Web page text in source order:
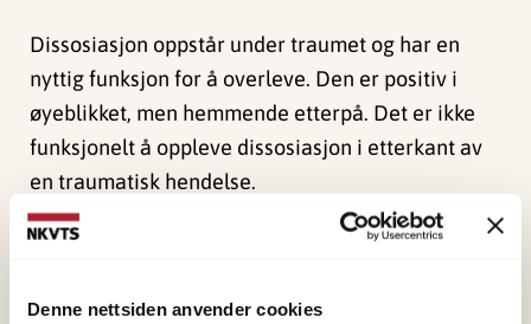
Denne nettsiden anvender cookies
Dissosiasjon oppstår under traumet og har en
nyttig funksjon for å overleve. Den er positiv i
øyeblikket, men hemmende etterpå. Det er ikke
funksjonelt å oppleve dissosiasjon i etterkant av
en traumatisk hendelse.
Mange traumepasienter opplever dissosiasjon.
tillært lett vei ut av det vonde når følelsene blir